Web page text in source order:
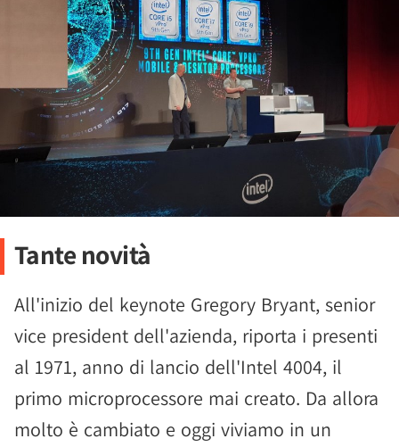
Tante novità
All'inizio del keynote Gregory Bryant, senior
vice president dell'azienda, riporta i presenti
al 1971, anno di lancio dell'Intel 4004, il
primo microprocessore mai creato. Da allora
molto è cambiato e oggi viviamo in un